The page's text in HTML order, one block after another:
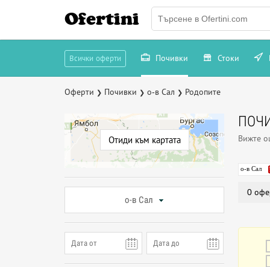
Ofertini
Всички оферти Почивки Стоки
Оферти ❯ Почивки ❯ о-в Сал ❯ Родопите
Отиди към картата
о-в Сал
Вижте
о-в Сал
0